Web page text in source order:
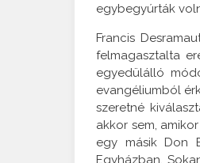
egybegyúrták
Francis
felmagasztalta
egyedülálló
evangéliumból
szeretné
akkor sem,
egy másik Don
Egyházban.